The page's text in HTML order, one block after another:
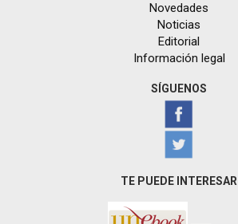
Novedades
Noticias
Editorial
Información legal
SÍGUENOS
TE PUEDE INTERESAR